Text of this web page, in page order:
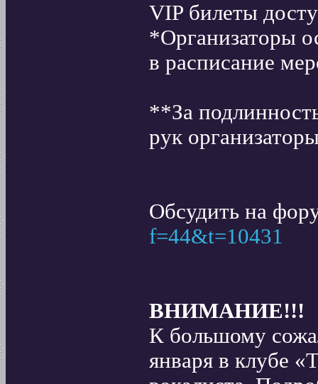
VIP билеты
*Организаторы
в расписание
**За
рук
Обсудить на
f=44&t=10431
ВНИМАНИЕ!!!
К большому
января в клубе